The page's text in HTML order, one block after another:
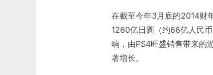
在截至今年3月底的2014财
1260亿日圆（约66亿人民
响，由PS4旺盛销售带来的
著增长。